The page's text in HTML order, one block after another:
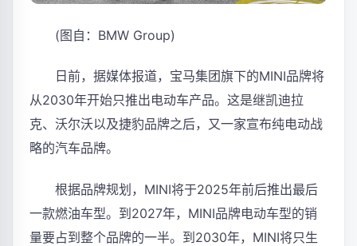
(图自：BMW Group)
日前，据媒体报道，宝马集团旗下的MINI品牌将
从2030年开始只推出电动车产品。这是继凯迪拉
克、沃尔沃以及捷豹品牌之后，又一家宣布纯电动战
略的汽车品牌。
根据品牌规划，MINI将于2025年前后推出最后
一款燃油车型。到2027年，MINI品牌电动车型的销
量要占到整个品牌的一半。到2030年，MINI将只生